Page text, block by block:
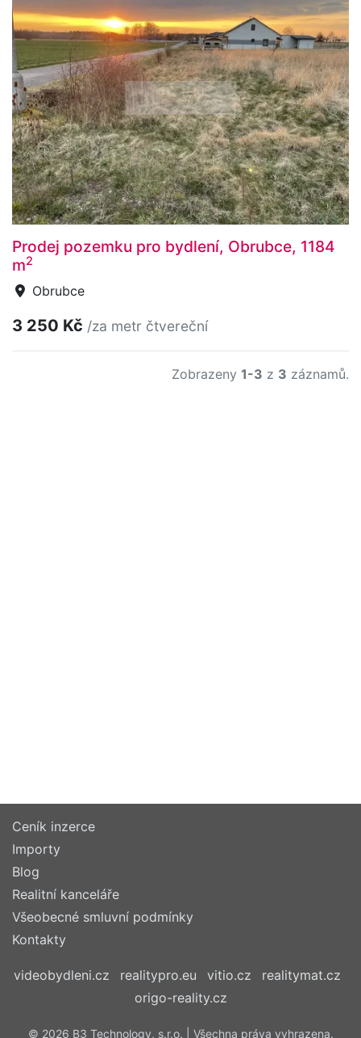
Prodej pozemku pro bydlení, Obrubce, 1184
m2
Obrubce
3 250 Kč /za metr čtvereční
Zobrazeny 1-3 z 3 záznamů.
Ceník inzerce
Importy
Blog
Realitní kanceláře
Všeobecné smluvní podmínky
Kontakty
videobydleni.cz realitypro.eu vitio.cz
realitymat.cz
origo-reality.cz
© 2026 B3 Technology, s.r.o. | Všechna práva vyhrazena.